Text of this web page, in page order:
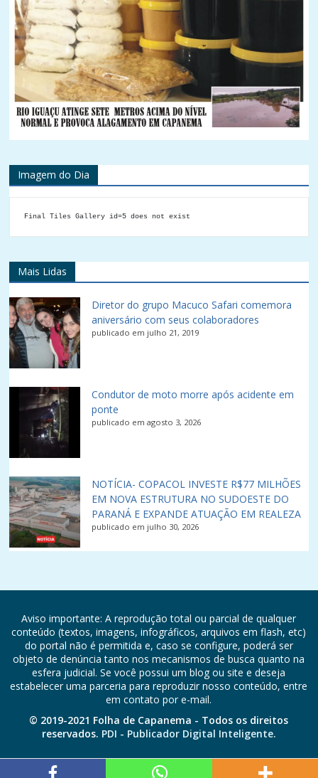
Imagem do Dia
Final Tiles Gallery id=5 does not exist
Mais Lidas
Diretor do grupo Macuco Safari comemora
aniversário com seus colaboradores
publicado em julho 21, 2019
Condutor de moto morre após acidente em
ponte
publicado em agosto 3, 2026
NOTÍCIA- COPACOL INVESTE R$77 MILHÕES
EM NOVA ESTRUTURA NO SUDOESTE DO
PARANÁ E EXPANDE ATUAÇÃO EM REALEZA
publicado em julho 30, 2026
Aviso importante: A reprodução total ou parcial de qualquer
conteúdo (textos, imagens, infográficos, arquivos em flash, etc)
do portal não é permitida e, caso se configure, poderá ser
objeto de denúncia tanto nos mecanismos de busca quanto na
esfera judicial. Se você possui um blog ou site e deseja
estabelecer uma parceria para reproduzir nosso conteúdo, entre
em contato por e-mail.
© 2019-2021 Folha de Capanema - Todos os direitos
reservados. PDI - Publicador Digital Inteligente.